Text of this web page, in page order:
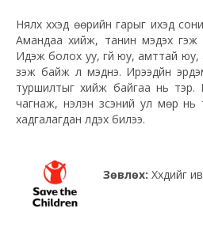
Нялх хүүхэд өөрийн гарыг ихэд
Амандаа хийж, танин мэдэх
Идэж болох уу, үгүй юу, амттай юу,
үзэж байж л мэднэ. Ирээдүйн
туршилтыг хийж байгаа нь тэр.
чагнаж, үнэлэн үзсэний ул мөр
хадгалагдан үлдэх билээ.
Зөвлөх: Хүүхдийг